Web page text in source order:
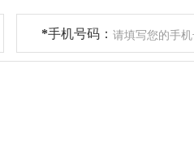
*手机号码：